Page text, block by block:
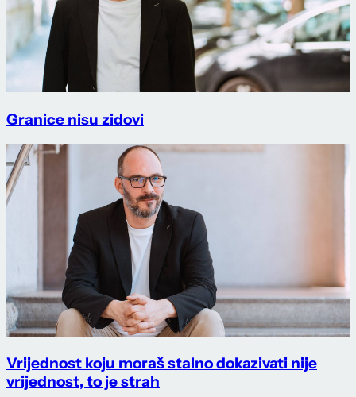
Granice nisu zidovi
Vrijednost koju moraš stalno dokazivati nije
vrijednost, to je strah